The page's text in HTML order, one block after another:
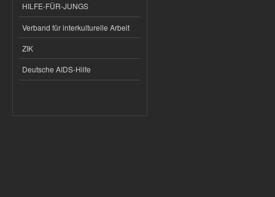
HILFE-FÜR-JUNGS
Verband für interkulturelle Arbeit
ZIK
Deutsche AIDS-Hilfe